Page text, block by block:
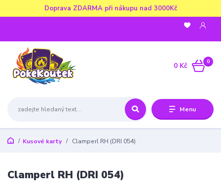
Doprava ZDARMA při nákupu nad 3000Kč
Menu
0
0 Kč
Kusové karty Clamperl RH (DRI 054)
Clamperl RH (DRI 054)